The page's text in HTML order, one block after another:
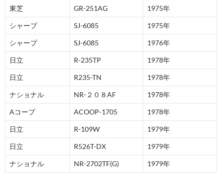
東芝 GR-251AG 1975年
シャープ SJ-6085 1975年
シャープ SJ-6085 1976年
日立 R-235TP 1978年
日立 R235-TN 1978年
ナショナル NR-２０８AF 1978年
Aコープ ACOOP-1705 1978年
日立 R-109W 1979年
日立 R526T-DX 1979年
ナショナル NR-2702TF(G) 1979年